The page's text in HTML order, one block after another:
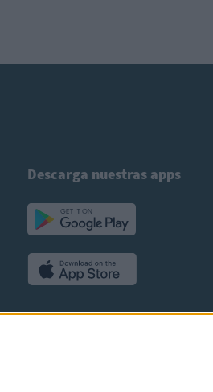
Descarga nuestras apps